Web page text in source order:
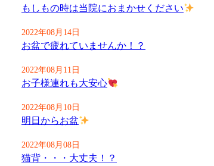
もしもの時は当院におまかせください
2022年08月14日
お盆で疲れていませんか！？
2022年08月11日
お子様連れも大安心
2022年08月10日
明日からお盆
2022年08月08日
猫背・・・大丈夫！？